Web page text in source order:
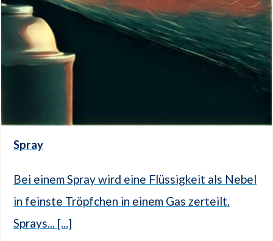
Spray
Bei einem Spray wird eine Flüssigkeit als Nebel
in feinste Tröpfchen in einem Gas zerteilt.
Sprays... [...]